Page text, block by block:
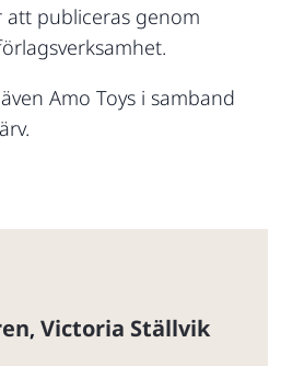
publiceras genom
Amo Toys i samband
, Victoria Ställvik